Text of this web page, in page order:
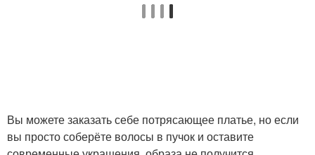
Вы можете заказать себе потрясающее платье, но если
вы просто соберёте волосы в пучок и оставите